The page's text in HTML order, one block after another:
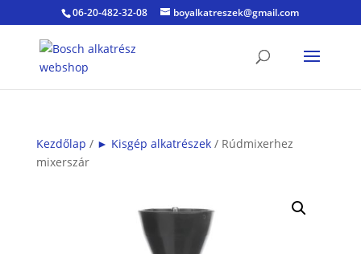
06-20-482-32-08 boyalkatreszek@gmail.com
Kezdőlap / ► Kisgép alkatrészek/ Rúdmixerhez
mixerszár